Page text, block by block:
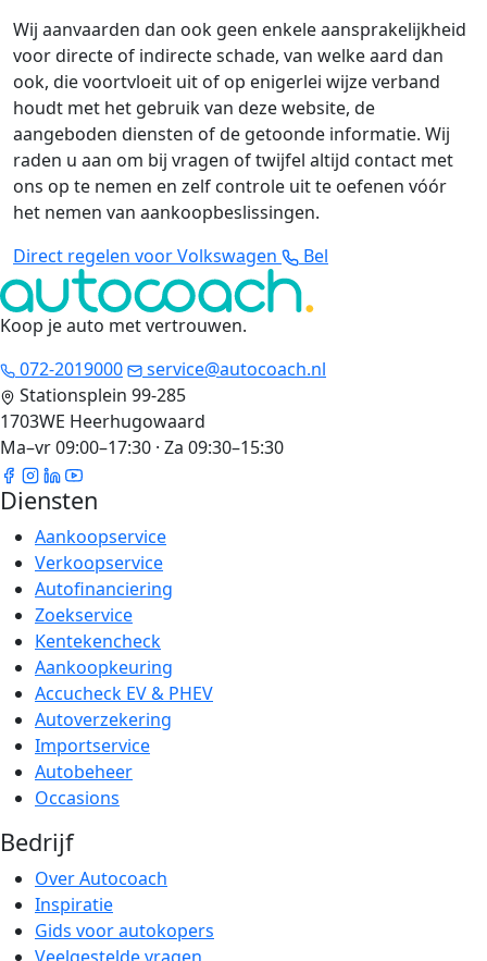
Wij aanvaarden dan ook geen enkele aansprakelijkheid
voor directe of indirecte schade, van welke aard dan
ook, die voortvloeit uit of op enigerlei wijze verband
houdt met het gebruik van deze website, de
aangeboden diensten of de getoonde informatie. Wij
raden u aan om bij vragen of twijfel altijd contact met
ons op te nemen en zelf controle uit te oefenen vóór
het nemen van aankoopbeslissingen.
Direct regelen voor Volkswagen
Bel
Koop je auto met vertrouwen.
072-2019000
service@autocoach.nl
Stationsplein 99-285
1703WE Heerhugowaard
Ma–vr 09:00–17:30 · Za 09:30–15:30
Diensten
Aankoopservice
Verkoopservice
Autofinanciering
Zoekservice
Kentekencheck
Aankoopkeuring
Accucheck EV & PHEV
Autoverzekering
Importservice
Autobeheer
Occasions
Bedrijf
Over Autocoach
Inspiratie
Gids voor autokopers